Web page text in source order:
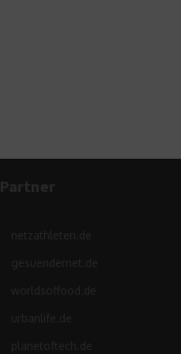
Partner
netzathleten.de
gesuendernet.de
worldsoffood.de
urbanlife.de
planetoftech.de